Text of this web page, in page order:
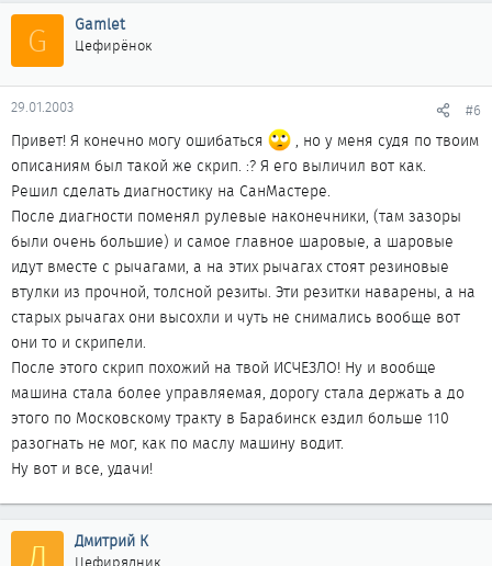
G Gamlet
Цефирёнок
29.01.2003 #6
Привет! Я конечно могу ошибаться
, но у меня судя по твоим
описаниям был такой же скрип. :? Я его выличил вот как.
Решил сделать диагностику на СанМастере.
После диагности поменял рулевые наконечники, (там зазоры
были очень большие) и самое главное шаровые, а шаровые
идут вместе с рычагами, а на этих рычагах стоят резиновые
втулки из прочной, толсной резиты. Эти резитки наварены, а на
старых рычагах они высохли и чуть не снимались вообще вот
они то и скрипели.
После этого скрип похожий на твой ИСЧЕЗЛО! Ну и вообще
машина стала более управляемая, дорогу стала держать а до
этого по Московскому тракту в Барабинск ездил больше 110
разогнать не мог, как по маслу машину водит.
Ну вот и все, удачи!
Д Дмитрий К